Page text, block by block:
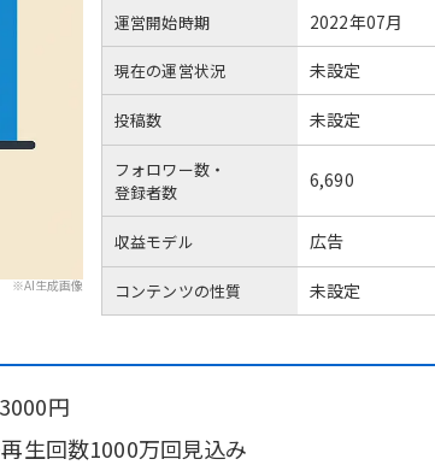
※AI生成画像
運営開始時期 2022年07月
現在の運営状況 未設定
投稿数 未設定
フォロワー数・
登録者数
6,690
収益モデル 広告
コンテンツの性質 未設定
円
生回数1000万回見込み